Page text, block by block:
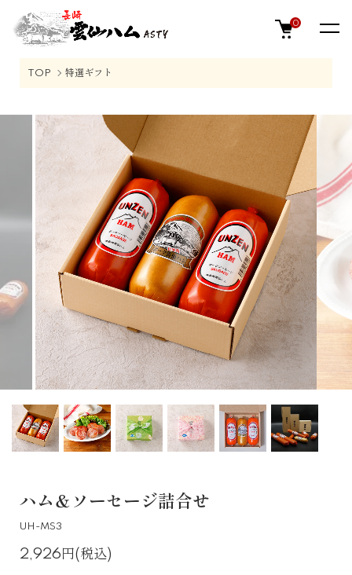
0
TOP 特選ギフト
ハム＆ソーセージ詰合せ
UH-MS3
2,926円(税込)